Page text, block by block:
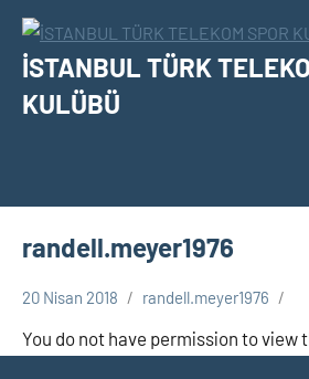
İçeriğe
İSTANBUL TÜRK
KULÜBÜ
randell.meyer1976
20 Nisan 2018 randell.meyer1976
You do not have permission to view